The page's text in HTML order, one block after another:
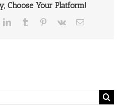
Choose Your Platform!
LinkedInTumblr Pinterest
Vk Email